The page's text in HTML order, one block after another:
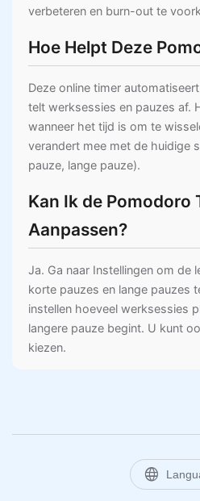
verbeteren en burn-out te
Hoe Helpt Deze
Deze online timer
telt werksessies en pauzes af.
wanneer het tijd is om te
verandert mee met de huidige
pauze, lange pauze).
Kan Ik de Pomodoro
Aanpassen?
Ja. Ga naar Instellingen om de
korte pauzes en lange pauzes
instellen hoeveel werksessies
langere pauze begint. U kunt
kiezen.
language